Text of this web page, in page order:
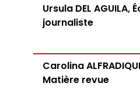
Ursula DEL AGUILA,
journaliste
Carolina
Matière revue